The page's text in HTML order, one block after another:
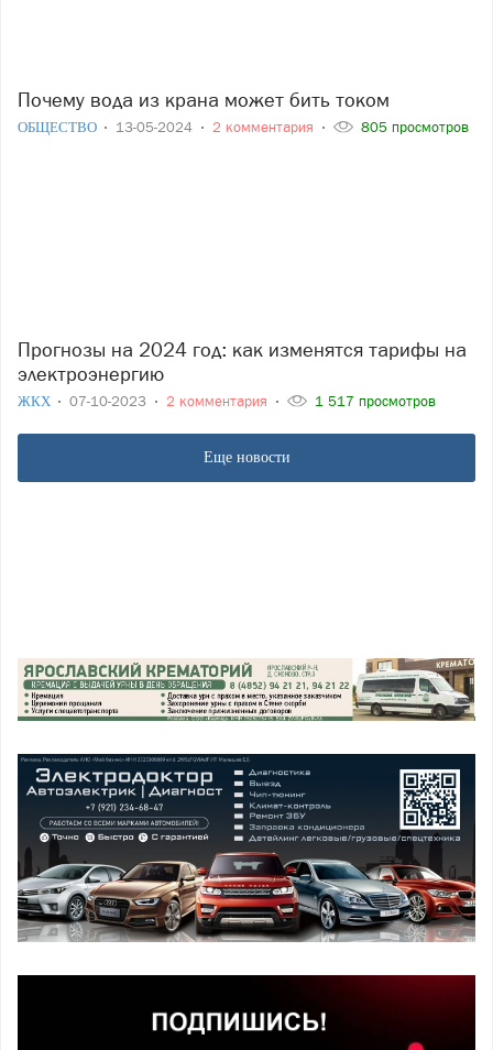
Почему вода из крана может бить током
ОБЩЕСТВО 13-05-2024 2 комментария 805 просмотров
Прогнозы на 2024 год: как изменятся тарифы на
электроэнергию
ЖКХ 07-10-2023 2 комментария 1 517 просмотров
Еще новости